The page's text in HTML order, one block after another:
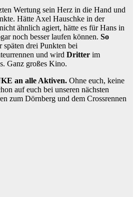
Wertung sein Herz in die Hand und
Hätte Axel Hauschke in der
ähnlich agiert, hätte es für Hans in
noch besser laufen können. So
späten drei Punkten bei
und wird Dritter im
Ganz großes Kino.
an alle Aktiven. Ohne euch, keine
auf euch bei unseren nächsten
zum Dörnberg und dem Crossrennen